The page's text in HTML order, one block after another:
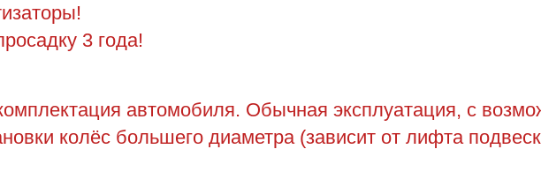
3 года!
автомобиля. Обычная эксплуатация, с
колёс большего диаметра (зависит от лифта